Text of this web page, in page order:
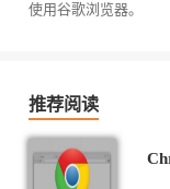
使用谷歌浏览器。
推荐阅读